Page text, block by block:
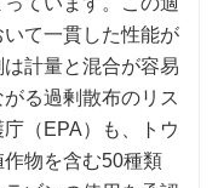
て一貫した性能が
計量と混合が容易
る過剰散布のリス
（EPA）も、トウ
物を含む50種類